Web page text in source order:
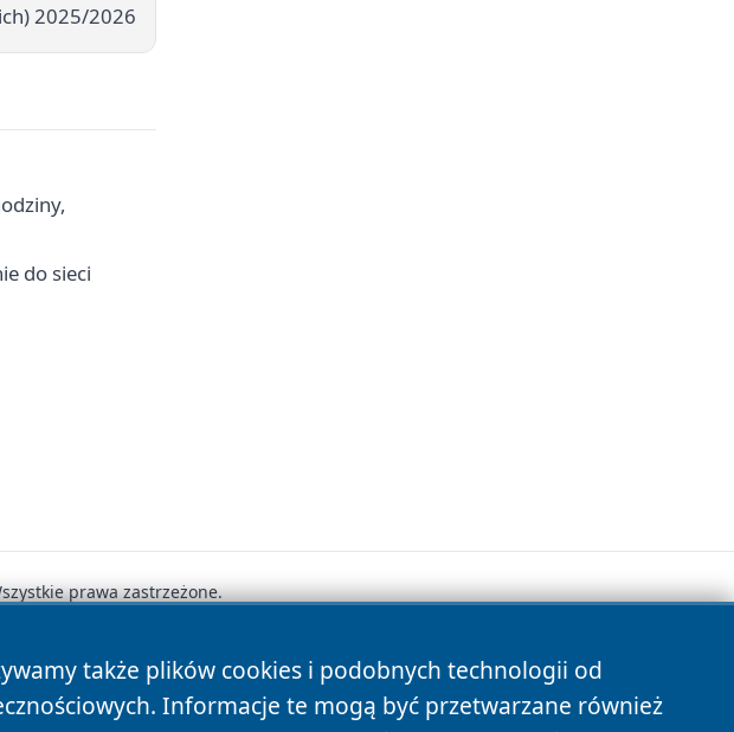
2025/2026
do sieci
także plików cookies i podobnych technologii od
Informacje te mogą być przetwarzane również
prawa zastrzeżone.
Polityka Cookies